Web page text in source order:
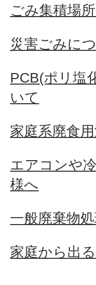
ごみ集積場
災害ごみに
PCB(ポリ塩
いて
家庭系廃食
エアコンや
様へ
一般廃棄物
家庭から出